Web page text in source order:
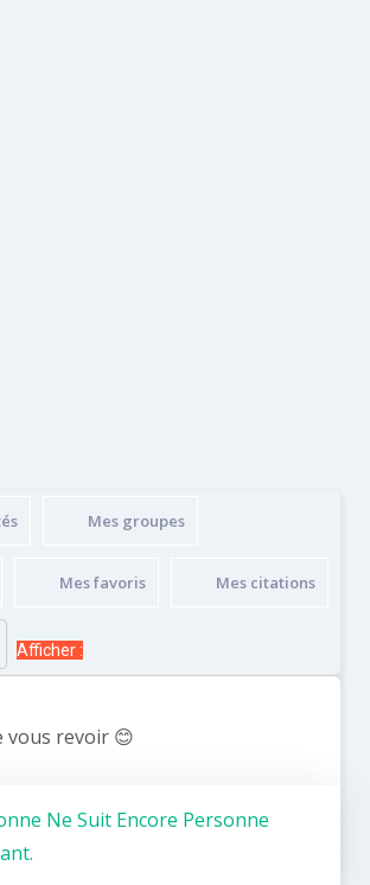
Mes groupes
Mes favoris Mes citations
Afficher :
vous revoir 😊
Ne Suit Encore Personne